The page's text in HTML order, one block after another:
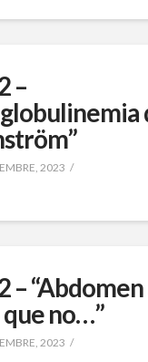
–
2023
– “Abdomen
no…”
2023